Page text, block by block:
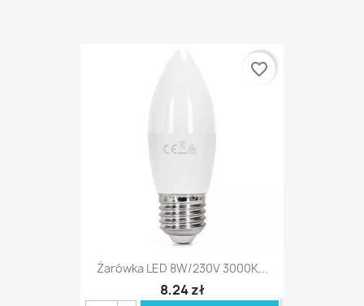
Żarówka LED 8W/230V 3000K...
8,24 zł
favorite_border